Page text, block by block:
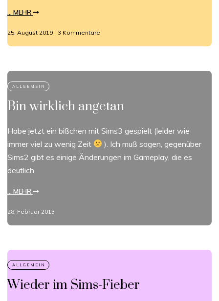
... MEHR
25. August 2019 3 Kommentare
Bin wirklich angetan
Habe jetzt ein bißchen mit Sims3 gespielt (leider wie
immer viel zu wenig Zeit
). Ich muß sagen, gegenüber
Sims2 gibt es einige Änderungen im Gameplay, die es
deutlich
... MEHR
28. Februar 2013
Wieder im Sims-Fieber